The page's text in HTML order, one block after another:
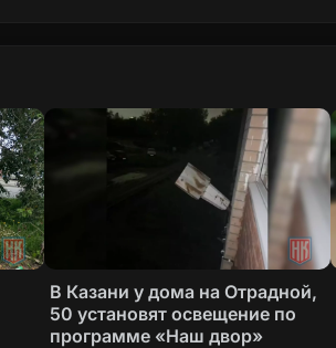
В Казани у дома на Отрадной,
50 установят освещение по
программе «Наш двор»